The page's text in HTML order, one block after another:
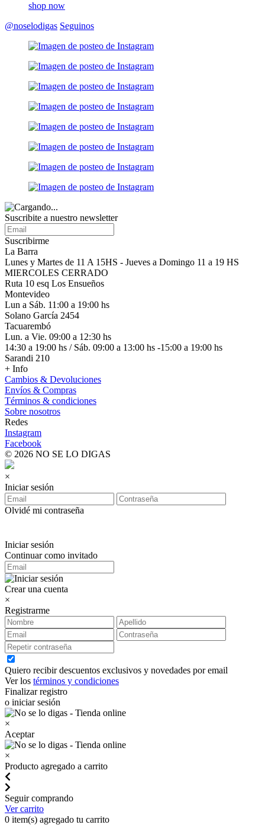
shop now
@noselodigas Seguinos
Suscribite a nuestro newsletter
Suscribirme
La Barra
Lunes y Martes de 11 A 15HS - Jueves a Domingo 11 a 19 HS
MIERCOLES CERRADO
Ruta 10 esq Los Ensueños
Montevideo
Lun a Sáb. 11:00 a 19:00 hs
Solano García 2454
Tacuarembó
Lun. a Vie. 09:00 a 12:30 hs
14:30 a 19:00 hs / Sáb. 09:00 a 13:00 hs -15:00 a 19:00 hs
Sarandi 210
+ Info
Cambios & Devoluciones
Envíos & Compras
Términos & condiciones
Sobre nosotros
Redes
Instagram
Facebook
© 2026 NO SE LO DIGAS
×
Iniciar sesión
Olvidé mi contraseña
Iniciar sesión
Continuar como invitado
Crear una cuenta
×
Registrarme
Quiero recibir descuentos exclusivos y novedades por email
Ver los términos y condiciones
Finalizar registro
o iniciar sesión
×
Aceptar
×
Producto agregado a carrito
Seguir comprando
Ver carrito
0 item(s) agregado tu carrito